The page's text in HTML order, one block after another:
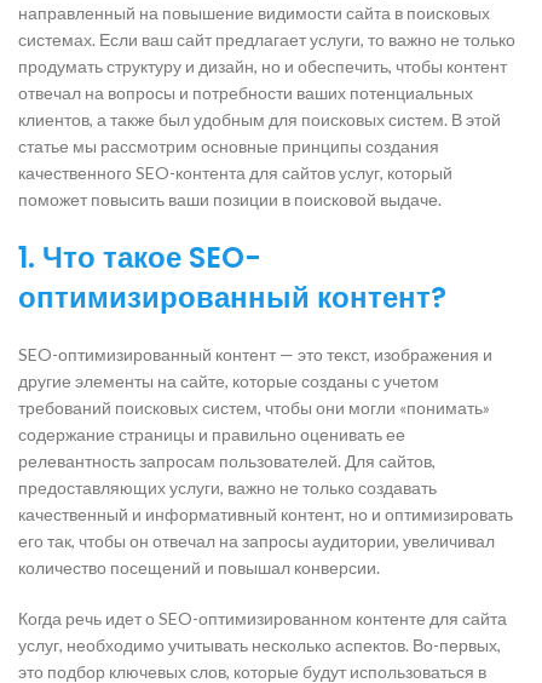
направленный на повышение видимости сайта в поисковых
системах. Если ваш сайт предлагает услуги, то важно не только
продумать структуру и дизайн, но и обеспечить, чтобы контент
отвечал на вопросы и потребности ваших потенциальных
клиентов, а также был удобным для поисковых систем. В этой
статье мы рассмотрим основные принципы создания
качественного SEO-контента для сайтов услуг, который
поможет повысить ваши позиции в поисковой выдаче.
1. Что такое SEO-
оптимизированный контент?
SEO-оптимизированный контент — это текст, изображения и
другие элементы на сайте, которые созданы с учетом
требований поисковых систем, чтобы они могли «понимать»
содержание страницы и правильно оценивать ее
релевантность запросам пользователей. Для сайтов,
предоставляющих услуги, важно не только создавать
качественный и информативный контент, но и оптимизировать
его так, чтобы он отвечал на запросы аудитории, увеличивал
количество посещений и повышал конверсии.
Когда речь идет о SEO-оптимизированном контенте для сайта
услуг, необходимо учитывать несколько аспектов. Во-первых,
это подбор ключевых слов, которые будут использоваться в